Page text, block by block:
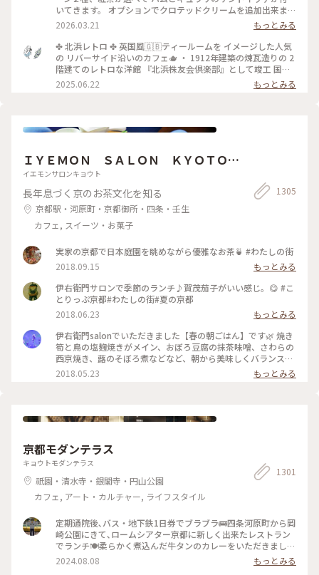
いてきます。 オプションでクロテッドクリームを追加出来ます
✨ スコーンは季節限定のさくらとくるみをチョイス。 ケーキ
はストロベリースペシャルショートケーキです🍓 ウェッジウ
ッドのお皿に乗せられてボリュームが凄いです😳 ケーキも1ピ
ースがかなり大きく、しっかり甘め。 スコーンは温かく香り
もよくサクサクで美味しいです！ サンドイッチも黒胡椒が効
いていて甘いとしょっぱいで 最高です〜！ めちゃくちゃボリ
ュームがありますが紅茶も差し湯が 用意されていて最後まで
2026.03.21
もっとみる
✤ 北浜レトロ ✤ 英国風🇬🇧ティールームを イメージした人気
の リバーサイド沿いのカフェ🫖 ・ 1912年建築の煉瓦造りの 2
階建てのレトロな洋館 『北浜株友会倶楽部』として竣工 国の
登録有形文化財に指定 ・ 最近は行列のあまりスルーすること
が 多くてこの日は平日の雨の日☔ 15時頃にも関わらず空いて
ったりと 優雅に過ごせる お茶じかんでした😊🫖 ✤ーーーーー
化財 #北浜カフェ#大阪カフェ#はじめての投稿 #はじめての投
稿#大阪のおいしいもん #ことりっぷ大阪
2025.06.22 もっとみる
ＩＹＥＭＯＮ ＳＡＬＯＮ ＫＹＯＴＯ
伊右衛門サロン京都
イエモンサロンキョウト
長年息づく京のお茶文化を知る
京都駅・河原町・京都御所・四条・壬生
カフェ, スイーツ・お菓子
1305
実家の京都で日本庭園を眺めながら優雅なお茶🍵 #わたしの街
2018.09.15
もっとみる
伊右衛門サロンで季節のランチ♪賀茂茄子がいい感じ。😋 #こ
とりっぷ京都#わたしの街#夏の京都
2018.06.23
もっとみる
伊右衛門salonでいただきました【春の朝ごはん】です🌿 焼き
筍と鳥の塩麹焼きがメイン、おぼろ豆腐の抹茶味噌、さわらの
西京焼き、蕗のそぼろ煮などなど、朝から美味しくバランス良
くいただきました( ´͈ ᵕ `͈ ) 最初にいただいた抹茶入り玄米茶も
本当に美味しくて、つい長居してしまうsalonです♪ #伊右衛
筍 #さわら #玄米茶 #京料理 #京野菜 #japan #japanesefood
2018.05.23 もっとみる
京都モダンテラス
キョウトモダンテラス
祇園・清水寺・銀閣寺・円山公園
カフェ, アート・カルチャー, ライフスタイル
1301
定期通院後､バス・地下鉄1日券でブラブラ🚌四条河原町から岡
崎公園にきて､ロームシアター京都に新しく出来たレストラン
でランチ🍽️柔らかく煮込んだ牛タンのカレーをいただきました
🍛 #グルメ #ランチ #カレー
2024.08.08
もっとみる